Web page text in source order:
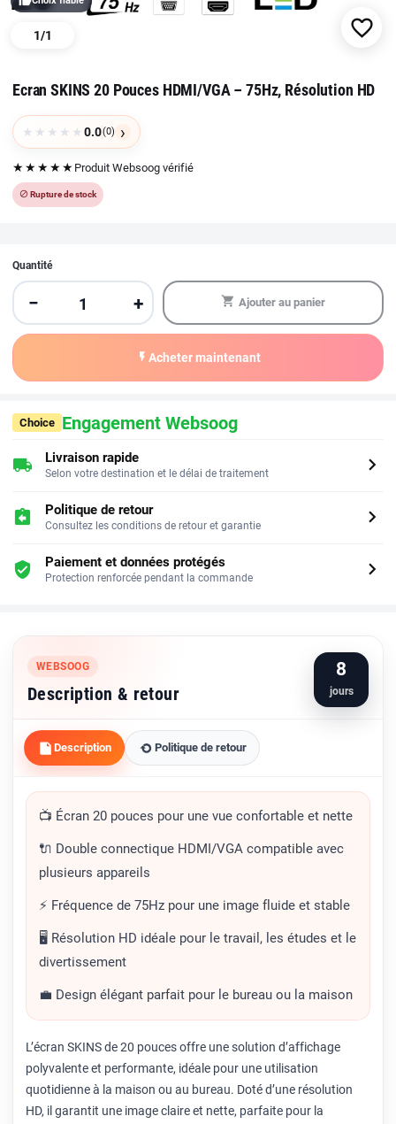
1/1 favorite_border
Ecran SKINS 20 Pouces HDMI/VGA – 75Hz, Résolution HD
★ ★ ★ ★ ★ 0.0(0) ›
★★★★★ Produit Websoog vérifié
block Rupture de stock
Quantité
− + shopping_cart Ajouter au panier
flash_on Acheter maintenant
Choice Engagement Websoog
local_shipping Livraison rapide
Selon votre destination et le délai de traitement chevron_right
assignment_return Politique de retour
Consultez les conditions de retour et garantie chevron_right
verified_user Paiement et données protégés
Protection renforcée pendant la commande chevron_right
WEBSOOG
Description & retour
8
jours
Description Politique de retour
📺 Écran 20 pouces pour une vue confortable et nette
🔌 Double connectique HDMI/VGA compatible avec
plusieurs appareils
⚡ Fréquence de 75Hz pour une image fluide et stable
🖥️ Résolution HD idéale pour le travail, les études et le
divertissement
💼 Design élégant parfait pour le bureau ou la maison
L’écran SKINS de 20 pouces offre une solution d’affichage
polyvalente et performante, idéale pour une utilisation
quotidienne à la maison ou au bureau. Doté d’une résolution
HD, il garantit une image claire et nette, parfaite pour la